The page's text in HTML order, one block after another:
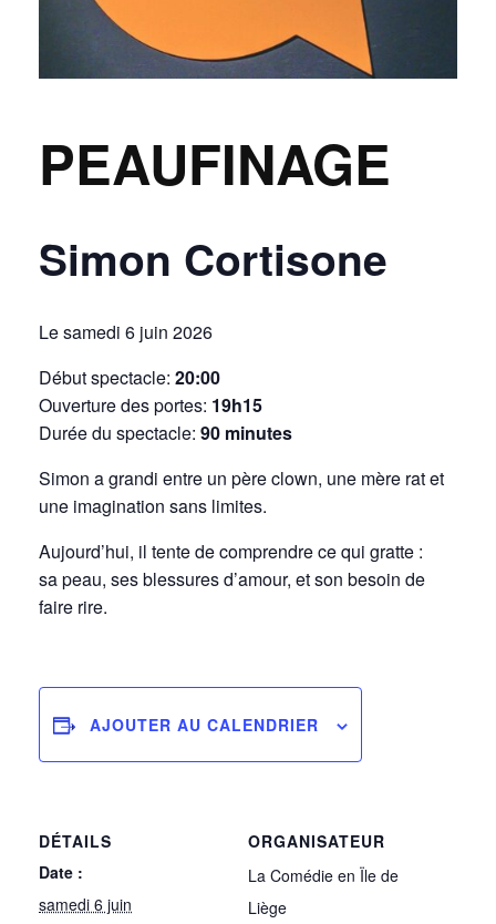
PEAUFINAGE
Simon Cortisone
Le samedi 6 juin 2026
Début spectacle: 20:00
Ouverture des portes: 19h15
Durée du spectacle: 90 minutes
Simon a grandi entre un père clown, une mère rat et
une imagination sans limites.
Aujourd’hui, il tente de comprendre ce qui gratte :
sa peau, ses blessures d’amour, et son besoin de
faire rire.
AJOUTER AU CALENDRIER
DÉTAILS
Date :
samedi 6 juin
ORGANISATEUR
La Comédie en Ïle de
Liège